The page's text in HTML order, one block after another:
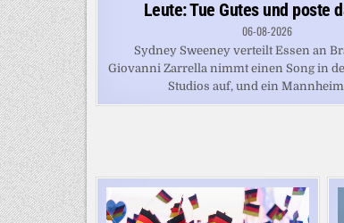
Leute: Tue Gutes und poste
06-08-2026
Sydney Sweeney verteilt Essen an
Giovanni Zarrella nimmt einen Song in
Studios auf, und ein